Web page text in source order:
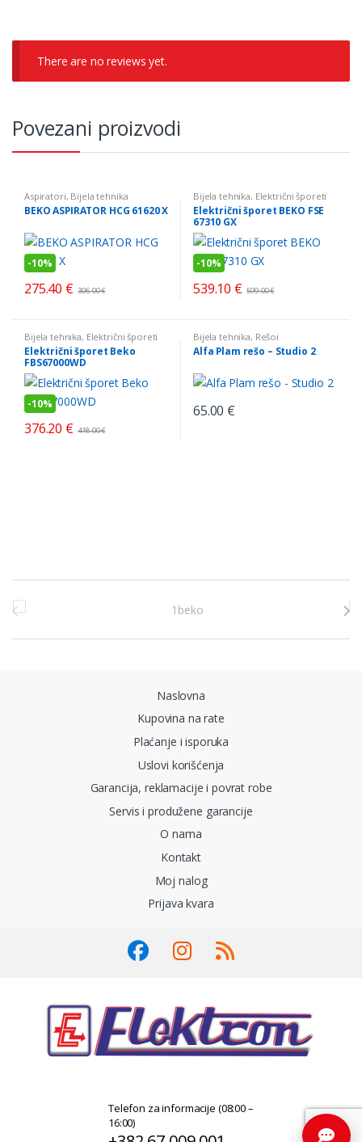
There are no reviews yet.
Povezani proizvodi
Aspiratori, Bijela tehnika
BEKO ASPIRATOR HCG 61620 X
-10%
275.40 € 306.00€
Bijela tehnika, Električni šporeti
Električni šporet BEKO FSE
67310 GX
-10%
539.10 € 599.00€
Bijela tehnika, Električni šporeti
Električni šporet Beko
FBS67000WD
-10%
376.20 € 418.00€
Bijela tehnika, Rešoi
Alfa Plam rešo – Studio 2
65.00 €
Brands Carousel
Naslovna
Kupovina na rate
Plaćanje i isporuka
Uslovi korišćenja
Garancija, reklamacije i povrat robe
Servis i produžene garancije
O nama
Kontakt
Moj nalog
Prijava kvara
Telefon za informacije (08:00 –
16:00)